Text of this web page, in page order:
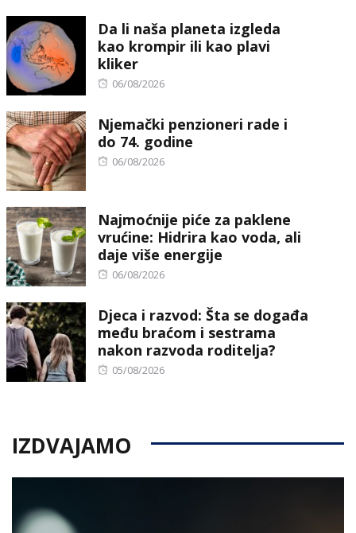
Da li naša planeta izgleda
kao krompir ili kao plavi
kliker
Posted
06/08/2026
Njemački penzioneri rade i
do 74. godine
Posted
06/08/2026
Najmoćnije piće za paklene
vrućine: Hidrira kao voda, ali
daje više energije
Posted
06/08/2026
Djeca i razvod: Šta se događa
među braćom i sestrama
nakon razvoda roditelja?
Posted
05/08/2026
IZDVAJAMO